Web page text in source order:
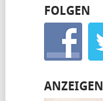
FOLGEN
ANZEIGEN